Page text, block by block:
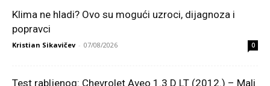
Klima ne hladi? Ovo su mogući uzroci, dijagnoza i
popravci
Kristian Sikavičev - 07/08/2026 0
Test rabljenog: Chevrolet Aveo 1.3 D LT (2012.) – Mali